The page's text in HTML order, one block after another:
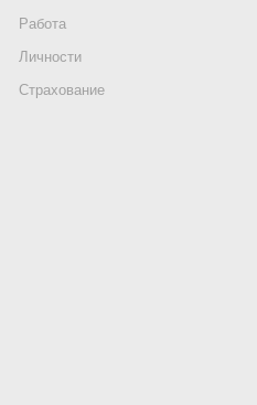
Работа
Личности
Страхование